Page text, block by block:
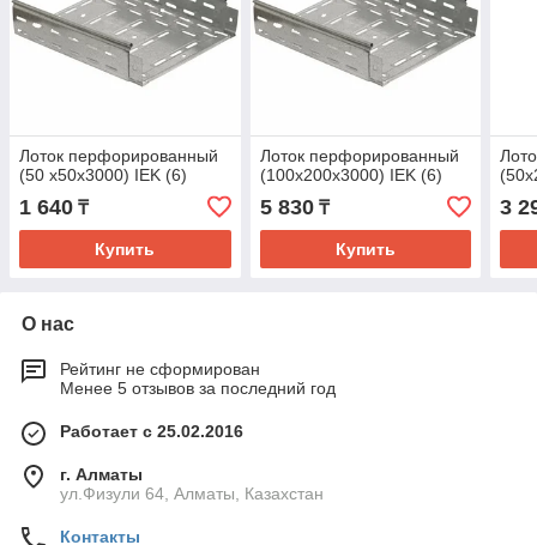
Лоток перфорированный
(50 х50х3000) IEK (6)
1 640 ₸
Купить
Лоток перфорированный
(100х200х3000) IEK (6)
5 830₸
Купить
3
О нас
Рейтинг не сформирован
Менее 5 отзывов за последний год
Работает с 25.02.2016
г. Алматы
ул.Физули 64, Алматы, Казахстан
Контакты